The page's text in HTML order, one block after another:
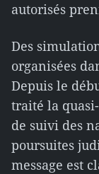
autorisés
Des
organisées
Depuis le
traité la
de suivi des
poursuites
message est